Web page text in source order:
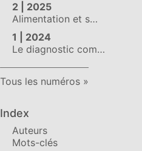
2 | 2025
Alimentation et s…
1 | 2024
Le diagnostic com…
Tous les numéros
Index
Auteurs
Mots-clés